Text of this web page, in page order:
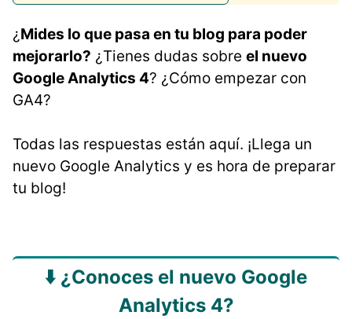
¿Mides lo que pasa en tu blog para poder
mejorarlo? ¿Tienes dudas sobre el nuevo
Google Analytics 4? ¿Cómo empezar con
GA4?
Todas las respuestas están aquí. ¡Llega un
nuevo Google Analytics y es hora de preparar
tu blog!
⬇️ ¿Conoces el nuevo Google
Analytics 4?